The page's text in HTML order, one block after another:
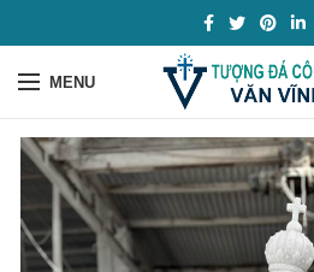
MENU